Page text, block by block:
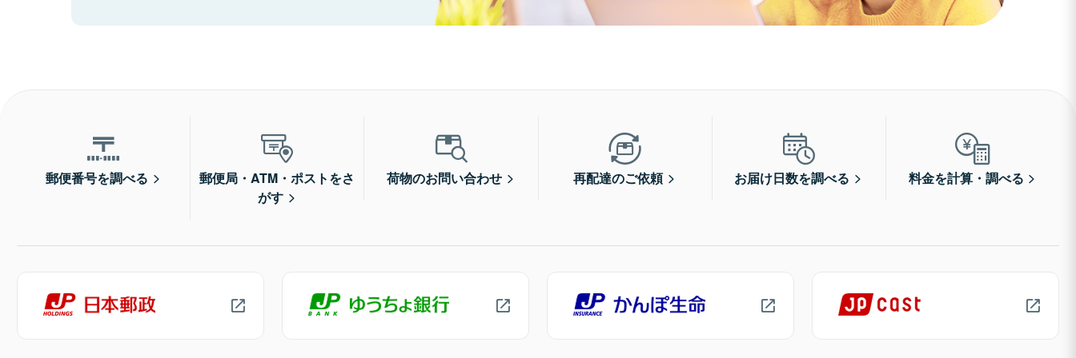
郵便番号を調べる
郵便局・ATM・ポストをさ
がす
荷物のお問い合わせ 再配達のご依頼 お届け日数を調べる 料金を計算・調べる